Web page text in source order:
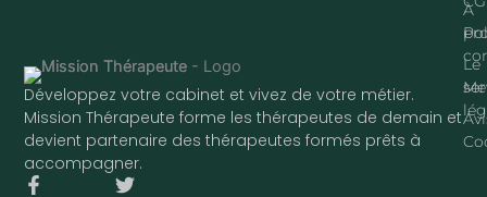
Développez votre cabinet et vivez de votre métier.
Mission Thérapeute forme les thérapeutes de demain et
devient partenaire des thérapeutes formés prêts à
accompagner.
F
T
À
Le